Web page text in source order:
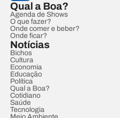
Qual a Boa?
Agenda de Shows
O que fazer?
Onde comer e beber?
Onde ficar?
Notícias
Bichos
Cultura
Economia
Educação
Política
Qual a Boa?
Cotidiano
Saúde
Tecnologia